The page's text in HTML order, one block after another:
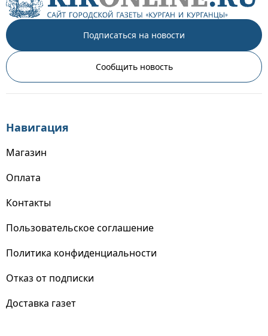
Подписаться на новости
Сообщить новость
Навигация
Магазин
Оплата
Контакты
Пользовательское соглашение
Политика конфиденциальности
Отказ от подписки
Доставка газет